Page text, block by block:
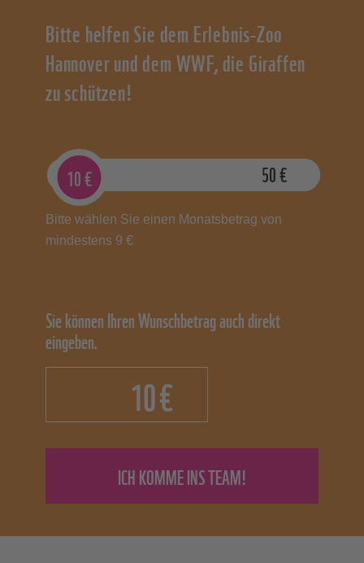
Bitte helfen Sie dem Erlebnis-Zoo
Hannover und dem WWF, die Giraffen
zu schützen!
10€
9€ 50€
Bitte wählen Sie einen Monatsbetrag von
mindestens 9 €
Sie können Ihren Wunschbetrag auch direkt
eingeben.
€